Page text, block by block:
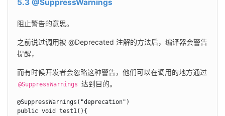
5.3 @SuppressWarnings
阻止警告的意思。
之前说过调用被 @Deprecated 注解的方法后，编译器会警告
提醒，
@SuppressWarnings 达到目的。
@SuppressWarnings("deprecation")
public void test1(){